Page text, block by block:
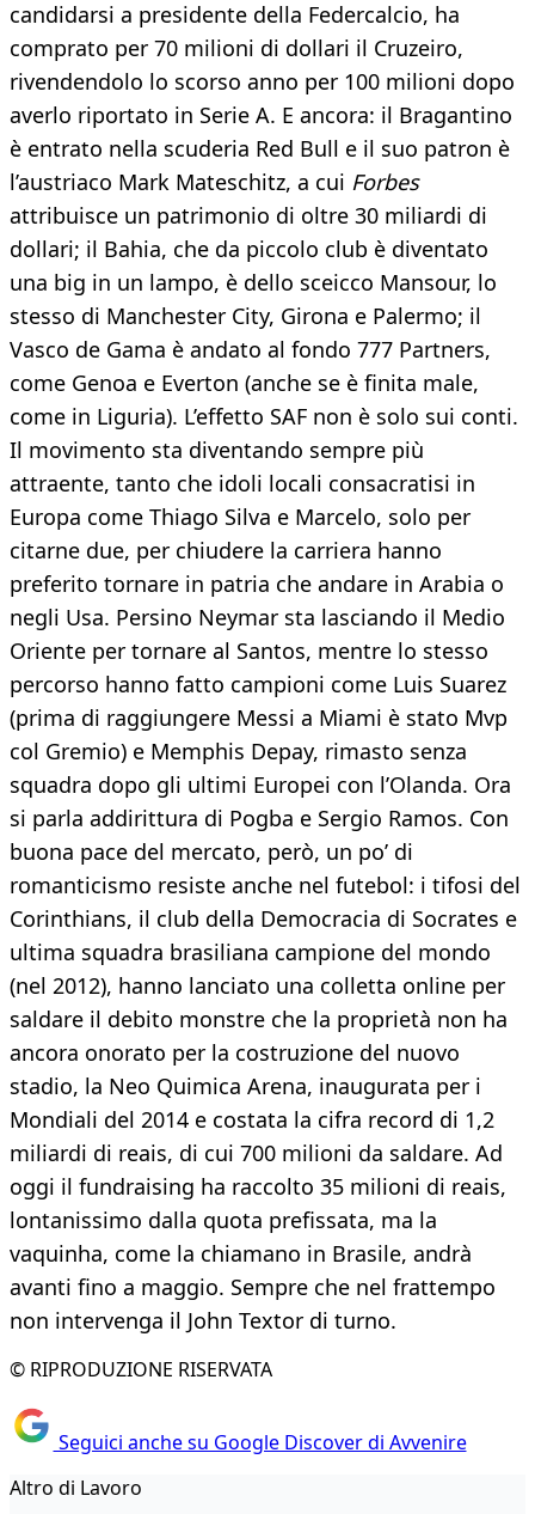
candidarsi a presidente della Federcalcio, ha
comprato per 70 milioni di dollari il Cruzeiro,
rivendendolo lo scorso anno per 100 milioni dopo
averlo riportato in Serie A. E ancora: il Bragantino
è entrato nella scuderia Red Bull e il suo patron è
l’austriaco Mark Mateschitz, a cui Forbes
attribuisce un patrimonio di oltre 30 miliardi di
dollari; il Bahia, che da piccolo club è diventato
una big in un lampo, è dello sceicco Mansour, lo
stesso di Manchester City, Girona e Palermo; il
Vasco de Gama è andato al fondo 777 Partners,
come Genoa e Everton (anche se è finita male,
come in Liguria). L’effetto SAF non è solo sui conti.
Il movimento sta diventando sempre più
attraente, tanto che idoli locali consacratisi in
Europa come Thiago Silva e Marcelo, solo per
citarne due, per chiudere la carriera hanno
preferito tornare in patria che andare in Arabia o
negli Usa. Persino Neymar sta lasciando il Medio
Oriente per tornare al Santos, mentre lo stesso
percorso hanno fatto campioni come Luis Suarez
(prima di raggiungere Messi a Miami è stato Mvp
col Gremio) e Memphis Depay, rimasto senza
squadra dopo gli ultimi Europei con l’Olanda. Ora
si parla addirittura di Pogba e Sergio Ramos. Con
buona pace del mercato, però, un po’ di
romanticismo resiste anche nel futebol: i tifosi del
Corinthians, il club della Democracia di Socrates e
ultima squadra brasiliana campione del mondo
(nel 2012), hanno lanciato una colletta online per
saldare il debito monstre che la proprietà non ha
ancora onorato per la costruzione del nuovo
stadio, la Neo Quimica Arena, inaugurata per i
Mondiali del 2014 e costata la cifra record di 1,2
miliardi di reais, di cui 700 milioni da saldare. Ad
oggi il fundraising ha raccolto 35 milioni di reais,
lontanissimo dalla quota prefissata, ma la
vaquinha, come la chiamano in Brasile, andrà
avanti fino a maggio. Sempre che nel frattempo
non intervenga il John Textor di turno.
© RIPRODUZIONE RISERVATA
Seguici anche su Google Discover di Avvenire
Altro di Lavoro